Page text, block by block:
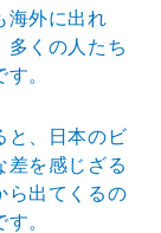
海外に出れ
多くの人たち
。
と、日本のビ
差を感じざる
ら出てくるの
。